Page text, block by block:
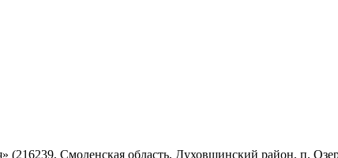
Смоленская область, Духовщинский район, п.